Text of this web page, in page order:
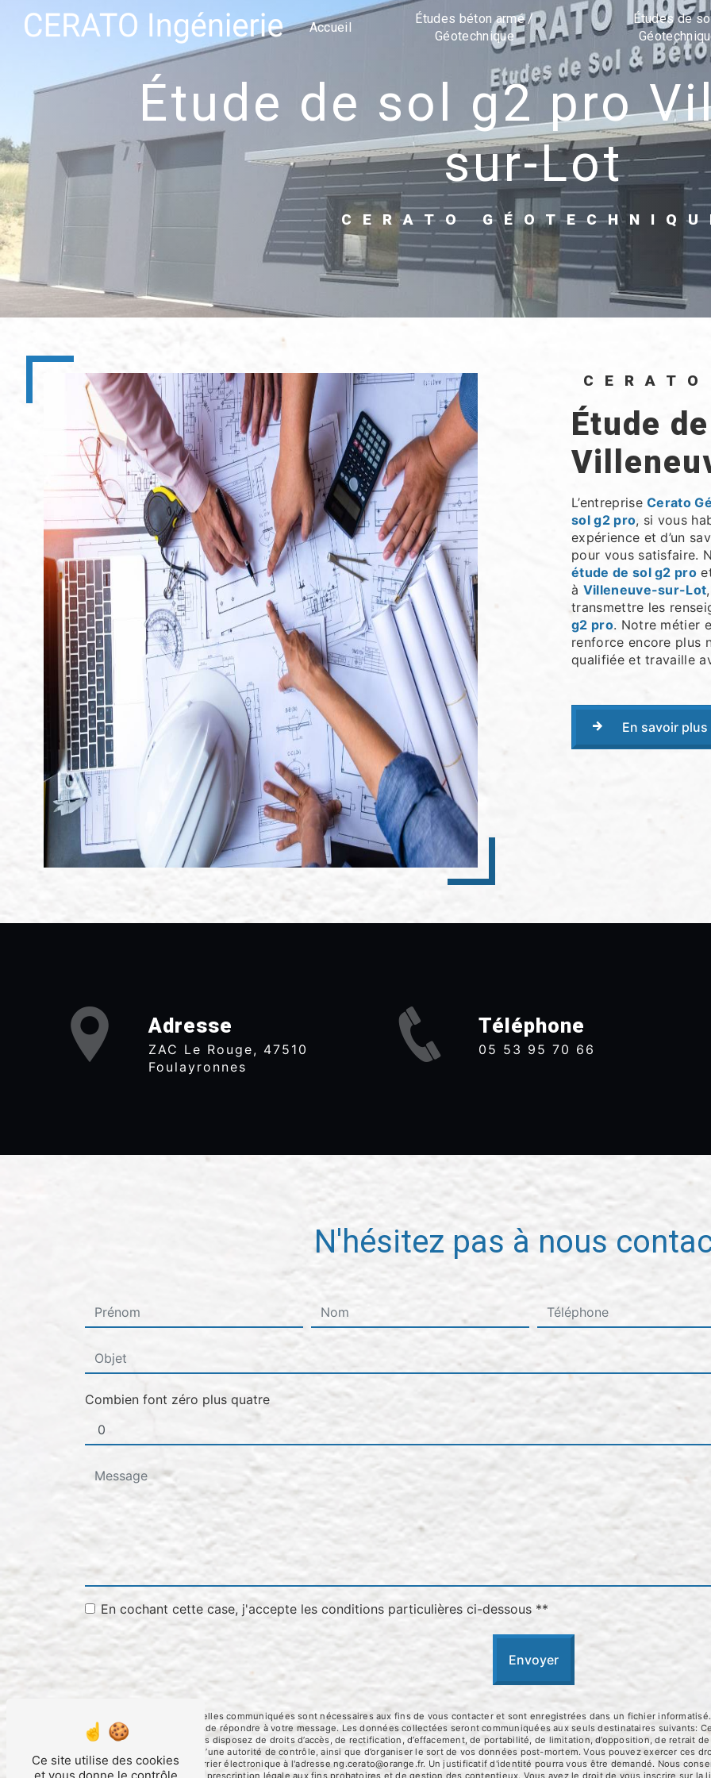
Accueil
Études béton armé /
Géotechnique
Études de
étude de sol g2 pro Villeneuve-
sur-Lot
CERATO
étude de sol g2 pro à
L’entrepriseCerato
sol g2 pro, si vous
expérience et d’un
pour vous satisfaire.
étude de sol g2 pro
à Villeneuve-sur-Lot
transmettre les
g2 pro. Notre métier
renforce encore plus
qualifiée et travaille
En savoir plus
Adresse
ZAC Le Rouge, 47510
Foulayronnes
Téléphone
05 53 95 70 66
N'hésitez pas à nous
Combien font zéro plus quatre
En cochant cette case, j'accepte les conditions particulières ci-dessous **
Envoyer
** Les données personnelles communiquées sont nécessaires aux fins de vous contacter et sont enregistrées dans un fichier
traitants dans le seul but de répondre à votre message. Les données collectées seront communiquées aux seuls destinataires suivants:
ng.cerato@orange.fr. Vous disposez de droits d’accès, de rectification, d’effacement, de portabilité, de limitation, d’opposition, de retrait
une réclamation auprès d’une autorité de contrôle, ainsi que d’organiser le sort de vos données post-mortem. Vous pouvez exercer ces
Foulayronnes ou par courrier électronique à l'adresse ng.cerato@orange.fr. Un justificatif d'identité pourra vous être demandé. Nous
puis pendant la durée de prescription légale aux fins probatoires et de gestion des contentieux. Vous avez le droit de vous inscrire sur
Panneau de gestion des cookies
Ce site utilise des cookies